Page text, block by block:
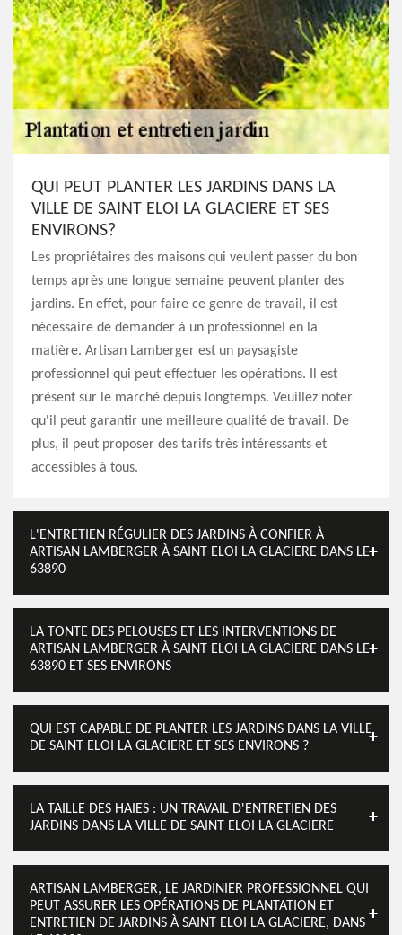
QUI PEUT PLANTER LES JARDINS DANS LA
VILLE DE SAINT ELOI LA GLACIERE ET SES
ENVIRONS?
Les propriétaires des maisons qui veulent passer du bon
temps après une longue semaine peuvent planter des
jardins. En effet, pour faire ce genre de travail, il est
nécessaire de demander à un professionnel en la
matière. Artisan Lamberger est un paysagiste
professionnel qui peut effectuer les opérations. Il est
présent sur le marché depuis longtemps. Veuillez noter
qu'il peut garantir une meilleure qualité de travail. De
plus, il peut proposer des tarifs très intéressants et
accessibles à tous.
L'ENTRETIEN RÉGULIER DES JARDINS À CONFIER À
ARTISAN LAMBERGER À SAINT ELOI LA GLACIERE DANS LE
63890
LA TONTE DES PELOUSES ET LES INTERVENTIONS DE
ARTISAN LAMBERGER À SAINT ELOI LA GLACIERE DANS LE
63890 ET SES ENVIRONS
QUI EST CAPABLE DE PLANTER LES JARDINS DANS LA VILLE
DE SAINT ELOI LA GLACIERE ET SES ENVIRONS ?
LA TAILLE DES HAIES : UN TRAVAIL D'ENTRETIEN DES
JARDINS DANS LA VILLE DE SAINT ELOI LA GLACIERE
ARTISAN LAMBERGER, LE JARDINIER PROFESSIONNEL QUI
PEUT ASSURER LES OPÉRATIONS DE PLANTATION ET
ENTRETIEN DE JARDINS À SAINT ELOI LA GLACIERE, DANS